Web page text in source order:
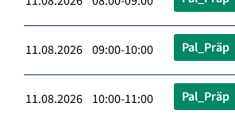
11.08.2026 09:00-10:00 Pal_Präp
11.08.2026 10:00-11:00 Pal_Präp